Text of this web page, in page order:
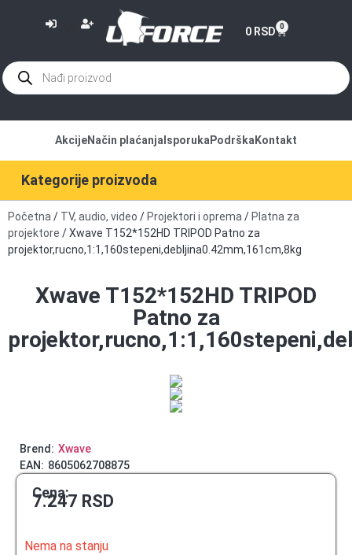
0 RSD 0
Kategorije proizvoda
AkcijeNačin plaćanja Isporuka Podrška Kontakt
Početna / TV, audio, video / Projektori i oprema / Platna za
projektore / Xwave T152*152HD TRIPOD Patno za
projektor,rucno,1:1,160stepeni,debljina0.42mm,161cm,8kg
Xwave T152*152HD TRIPOD
Patno za
Brend: Xwave
EAN: 8605062708875
Cena:
7.247 RSD
Nema na stanju